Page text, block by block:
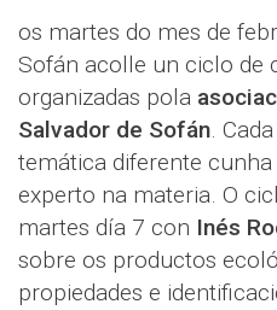
os martes do mes de
Sofán acolle un ciclo de
organizadas pola
Salvador de Sofán.
temática diferente
experto na materia. O
martes día 7 con Inés
sobre os productos
propiedades e